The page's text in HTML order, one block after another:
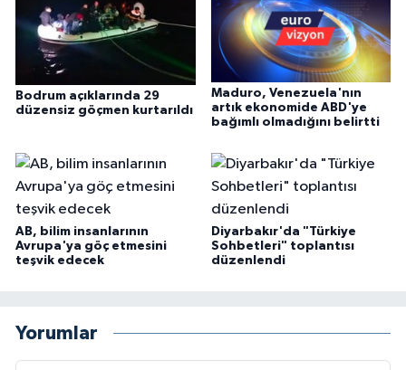
Bodrum açıklarında 29
düzensiz göçmen kurtarıldı
Maduro, Venezuela'nın
artık ekonomide ABD'ye
bağımlı olmadığını belirtti
AB, bilim insanlarının
Avrupa'ya göç etmesini
teşvik edecek
Diyarbakır'da "Türkiye
Sohbetleri" toplantısı
düzenlendi
Yorumlar